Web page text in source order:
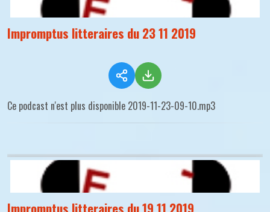
Impromptus litteraires du 23 11 2019
Ce podcast n'est plus disponible 2019-11-23-09-10.mp3
Impromptus litteraires du 19 11 2019